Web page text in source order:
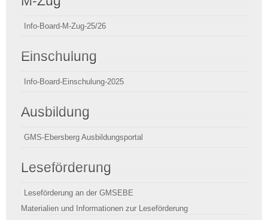
Info-Board-M-Zug-25/26
Einschulung
Info-Board-Einschulung-2025
Ausbildung
GMS-Ebersberg Ausbildungsportal
Leseförderung
Leseförderung an der GMSEBE
Materialien und Informationen zur Leseförderung